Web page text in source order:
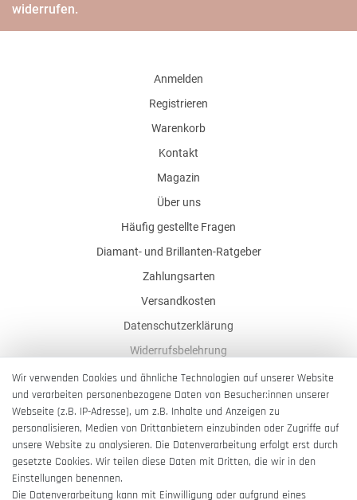
widerrufen.
Anmelden
Registrieren
Warenkorb
Kontakt
Magazin
Über uns
Häufig gestellte Fragen
Diamant- und Brillanten-Ratgeber
Zahlungsarten
Versandkosten
Datenschutzerklärung
Widerrufsbelehrung
AGB
Impressum
Barrierefreiheitserklärung
Wir verwenden Cookies und ähnliche Technologien auf unserer Website
und verarbeiten personenbezogene Daten von Besucher:innen unserer
Webseite (z.B. IP-Adresse), um z.B. Inhalte und Anzeigen zu
personalisieren, Medien von Drittanbietern einzubinden oder Zugriffe auf
unsere Website zu analysieren. Die Datenverarbeitung erfolgt erst durch
gesetzte Cookies. Wir teilen diese Daten mit Dritten, die wir in den
Einstellungen benennen.
Die Datenverarbeitung kann mit Einwilligung oder aufgrund eines